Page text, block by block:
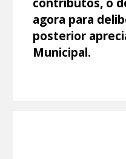
agora para
posterior
Municipal.